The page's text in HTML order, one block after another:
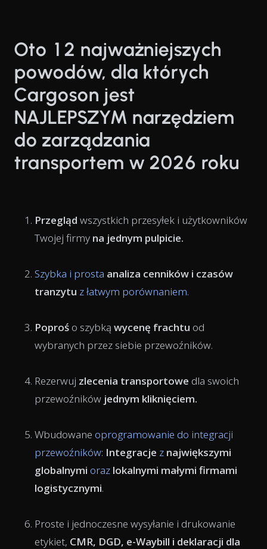
Oto 12 najważniejszych
powodów, dla których
Cargoson jest
NAJLEPSZYM narzędziem
do zarządzania
transportem w 2026 roku
Przegląd wszystkich przesyłek i użytkowników
Twojej firmy na jednym pulpicie.
Szybka i prosta analiza cenników i czasów
tranzytu z łatwym porównaniem.
Poproś o szybką wycenę frachtu od
wybranych przez siebie przewoźników.
Rezerwuj zlecenia transportowe dla swoich
przewoźników jednym kliknięciem.
Wbudowane oprogramowanie do integracji
przewoźników: Integracje z największymi
globalnymi oraz lokalnymi małymi firmami
logistycznymi.
Proste i jednoczesne wysyłanie i drukowanie
etykiet, CMR, DGD, e-Waybill i deklaracji dla